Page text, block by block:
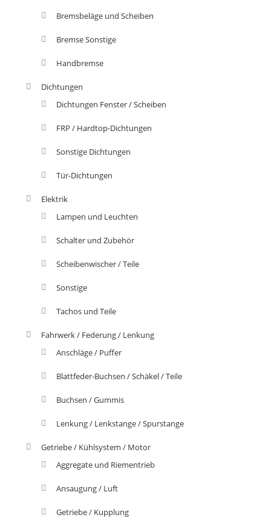
Bremsbeläge und Scheiben
Bremse Sonstige
Handbremse
Dichtungen
Dichtungen Fenster / Scheiben
FRP / Hardtop-Dichtungen
Sonstige Dichtungen
Tür-Dichtungen
Elektrik
Lampen und Leuchten
Schalter und Zubehör
Scheibenwischer / Teile
Sonstige
Tachos und Teile
Fahrwerk / Federung / Lenkung
Anschläge / Puffer
Blattfeder-Buchsen / Schäkel / Teile
Buchsen / Gummis
Lenkung / Lenkstange / Spurstange
Getriebe / Kühlsystem / Motor
Aggregate und Riementrieb
Ansaugung / Luft
Getriebe / Kupplung